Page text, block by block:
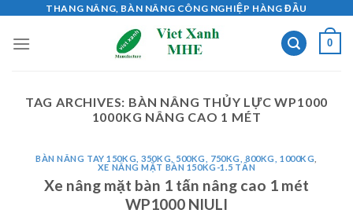
content
THANG NÂNG, BÀN NÂNG CÔNG NGHIỆP HÀNG ĐẦU
0
TAG ARCHIVES: BÀN NÂNG THỦY LỰC WP1000
1000KG NÂNG CAO 1 MÉT
BÀN NÂNG TAY 150KG, 350KG, 500KG, 750KG, 800KG, 1000KG
XE NÂNG MẶT BÀN 150KG-1.5 TẤN
Xe nâng mặt bàn 1 tấn nâng cao 1 mét
WP1000 NIULI